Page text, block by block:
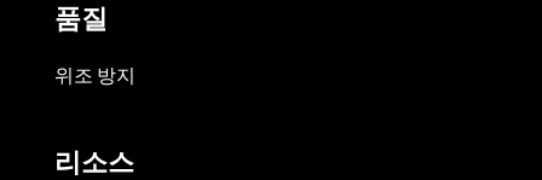
품질
위조 방지
리소스